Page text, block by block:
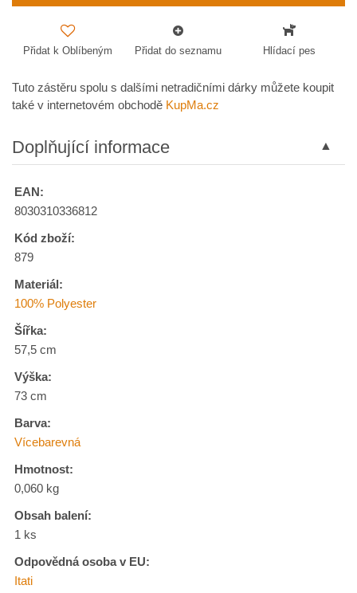
Přidat k Oblíbeným Přidat do seznamu Hlídací pes
Tuto zástěru spolu s dalšími netradičními dárky můžete koupit
také v internetovém obchodě KupMa.cz
Doplňující informace
EAN:
8030310336812
Kód zboží:
879
Materiál:
100% Polyester
Šířka:
57,5 cm
Výška:
73 cm
Barva:
Vícebarevná
Hmotnost:
0,060 kg
Obsah balení:
1 ks
Odpovědná osoba v EU:
Itati